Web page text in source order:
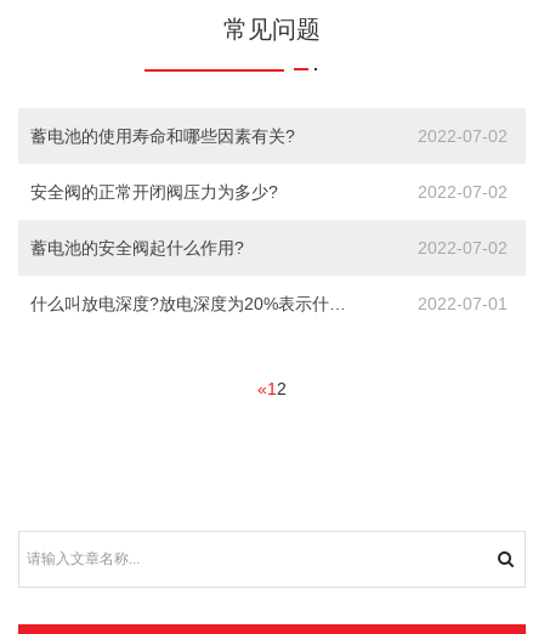
常见问题
蓄电池的使用寿命和哪些因素有关? 2022-07-02
安全阀的正常开闭阀压力为多少? 2022-07-02
蓄电池的安全阀起什么作用? 2022-07-02
2022-07-01
«1 2